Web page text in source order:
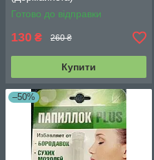
Готово до відправки
130 ₴ 260 ₴
Купити
–50%